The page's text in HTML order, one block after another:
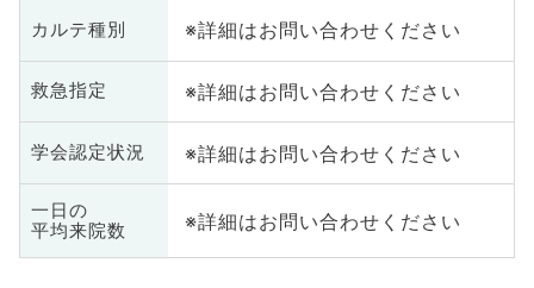
カルテ種別 ※詳細はお問い合わせください
救急指定 ※詳細はお問い合わせください
学会認定状況 ※詳細はお問い合わせください
一日の
平均来院数
※詳細はお問い合わせください